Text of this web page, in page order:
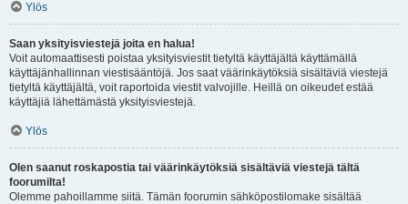
Ylös
Saan yksityisviestejä joita en halua!
Voit automaattisesti poistaa yksityisviestit tietyltä käyttäjältä käyttämällä
käyttäjänhallinnan viestisääntöjä. Jos saat väärinkäytöksiä sisältäviä viestejä
tietyltä käyttäjältä, voit raportoida viestit valvojille. Heillä on oikeudet estää
käyttäjiä lähettämästä yksityisviestejä.
Ylös
Olen saanut roskapostia tai väärinkäytöksiä sisältäviä viestejä tältä
foorumilta!
Olemme pahoillamme siitä. Tämän foorumin sähköpostilomake sisältää